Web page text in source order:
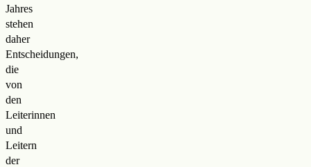
Jahres
stehen
daher
Entscheidungen,
die
von
den
Leiterinnen
und
Leitern
der